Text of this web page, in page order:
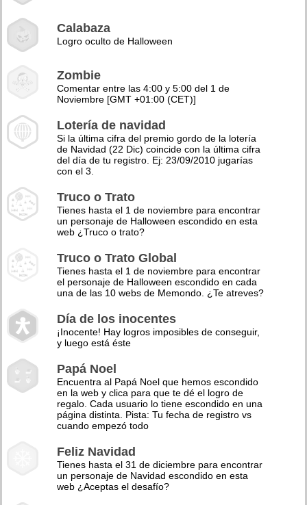
Calabaza
Logro oculto de Halloween
Zombie
Comentar entre las 4:00 y 5:00 del 1 de
Noviembre [GMT +01:00 (CET)]
Lotería de navidad
Si la última cifra del premio gordo de la lotería
de Navidad (22 Dic) coincide con la última cifra
del día de tu registro. Ej: 23/09/2010 jugarías
con el 3.
Truco o Trato
Tienes hasta el 1 de noviembre para encontrar
un personaje de Halloween escondido en esta
web ¿Truco o trato?
Truco o Trato Global
Tienes hasta el 1 de noviembre para encontrar
el personaje de Halloween escondido en cada
una de las 10 webs de Memondo. ¿Te atreves?
Día de los inocentes
¡Inocente! Hay logros imposibles de conseguir,
y luego está éste
Papá Noel
Encuentra al Papá Noel que hemos escondido
en la web y clica para que te dé el logro de
regalo. Cada usuario lo tiene escondido en una
página distinta. Pista: Tu fecha de registro vs
cuando empezó todo
Feliz Navidad
Tienes hasta el 31 de diciembre para encontrar
un personaje de Navidad escondido en esta
web ¿Aceptas el desafío?